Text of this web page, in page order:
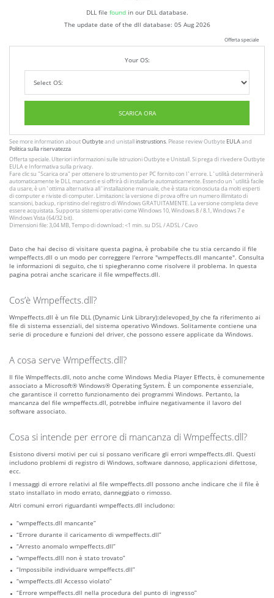
DLL file foundin our DLL database.
The update date of the dll database: 05 Aug 2026
Offerta speciale
Your OS:
SCARICA ORA
See more information aboutOutbyteand unistallinstrustions. Please review Outbyte EULAand
Politica sulla riservatezza
Offerta speciale. Ulteriori informazioni sulle istruzioniOutbytee Unistall. Si prega di rivedere Outbyte
EULAe Informativa sulla privacy.
Fare clic su "Scarica ora" per ottenere lo strumento per PC fornito con l`errore. L`utilità determinerà
automaticamente le DLL mancanti e si offrirà di installarle automaticamente. Essendo un`utilità facile
da usare, è un`ottima alternativa all`installazione manuale, che è stata riconosciuta da molti esperti
di computer e riviste di computer. Limitazioni: la versione di prova offre un numero illimitato di
scansioni, backup, ripristino del registro di Windows GRATUITAMENTE. La versione completa deve
essere acquistata. Supporta sistemi operativi come Windows 10, Windows 8 / 8.1, Windows 7 e
Windows Vista (64/32 bit).
Dimensioni file: 3,04 MB, Tempo di download: <1 min. su DSL / ADSL / Cavo
Dato che hai deciso di visitare questa pagina, è probabile che tu stia cercando il file
wmpeffects.dll o un modo per correggere l'errore "wmpeffects.dll mancante". Consulta
le informazioni di seguito, che ti spiegheranno come risolvere il problema. In questa
pagina potrai anche scaricare il file wmpeffects.dll.
Cos’è Wmpeffects.dll?
Wmpeffects.dll è un file DLL (Dynamic Link Library):delevoped_by che fa riferimento ai
file di sistema essenziali, del sistema operativo Windows. Solitamente contiene una
serie di procedure e funzioni del driver, che possono essere applicate da Windows.
A cosa serve Wmpeffects.dll?
Il file Wmpeffects.dll, noto anche come Windows Media Player Effects, è comunemente
associato a Microsoft® Windows® Operating System. È un componente essenziale,
che garantisce il corretto funzionamento dei programmi Windows. Pertanto, la
mancanza del file wmpeffects.dll, potrebbe influire negativamente il lavoro del
software associato.
Cosa si intende per errore di mancanza di Wmpeffects.dll?
Esistono diversi motivi per cui si possano verificare gli errori wmpeffects.dll. Questi
includono problemi di registro di Windows, software dannoso, applicazioni difettose,
ecc.
I messaggi di errore relativi al file wmpeffects.dll possono anche indicare che il file è
stato installato in modo errato, danneggiato o rimosso.
Altri comuni errori riguardanti wmpeffects.dll includono:
“wmpeffects.dll mancante”
“Errore durante il caricamento di wmpeffects.dll”
“Arresto anomalo wmpeffects.dll”
“wmpeffects.dlll non è stato trovato”
“Impossibile individuare wmpeffects.dll”
“wmpeffects.dll Accesso violato”
“Errore wmpeffects.dll nella procedura del punto di ingresso”